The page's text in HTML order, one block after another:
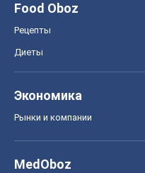
Food Oboz
Рецепты
Диеты
Экономика
Рынки и компании
MedOboz